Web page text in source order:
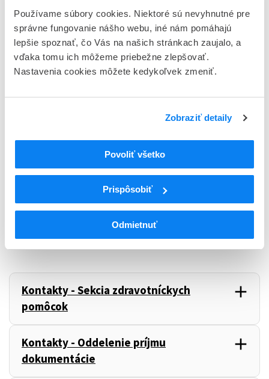
Používame súbory cookies. Niektoré sú nevyhnutné pre
správne fungovanie nášho webu, iné nám pomáhajú
lepšie spoznať, čo Vás na našich stránkach zaujalo, a
vďaka tomu ich môžeme priebežne zlepšovať.
Nastavenia cookies môžete kedykoľvek zmeniť.
Zobraziť detaily
Povoliť všetko
Prispôsobiť
Odmietnuť
Zoznam distribútorov ZP/IVD ZP
Kontakty - Sekcia zdravotníckych
pomôcok
, add
Kontakty - Oddelenie príjmu
dokumentácie
, add